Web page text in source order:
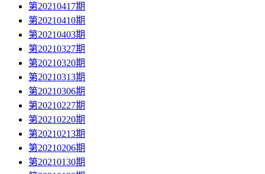
第20210417期
第20210410期
第20210403期
第20210327期
第20210320期
第20210313期
第20210306期
第20210227期
第20210220期
第20210213期
第20210206期
第20210130期